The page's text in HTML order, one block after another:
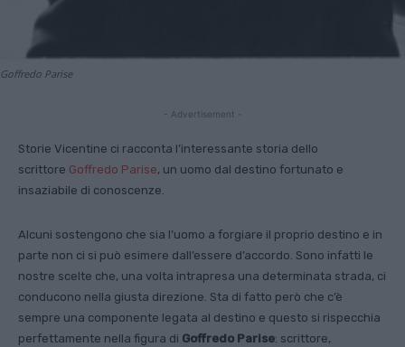
Goffredo Parise
- Advertisement -
Storie Vicentine ci racconta l’interessante storia dello
scrittore Goffredo Parise, un uomo dal destino fortunato e
insaziabile di conoscenze.
Alcuni sostengono che sia l’uomo a forgiare il proprio destino e in
parte non ci si può esimere dall’essere d’accordo. Sono infatti le
nostre scelte che, una volta intrapresa una determinata strada, ci
conducono nella giusta direzione. Sta di fatto però che c’è
sempre una componente legata al destino e questo si rispecchia
perfettamente nella figura di Goffredo Parise: scrittore,